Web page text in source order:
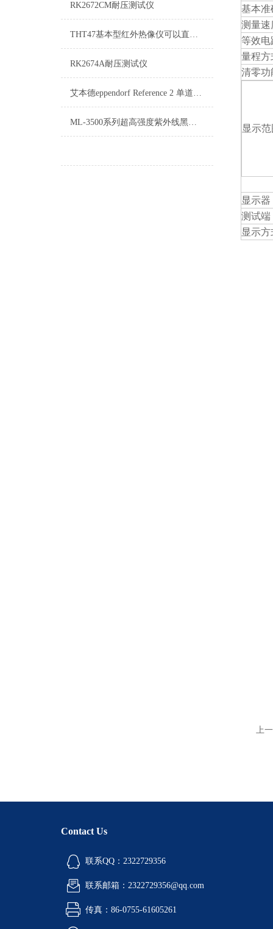
RK2672CM耐压测试仪
THT47基本型红外热像仪可以直观的用手指触摸以选择操作功能
RK2674A耐压测试仪
艾本德eppendorf Reference 2 单道可调移液器
ML-3500系列超高强度紫外线黑光灯
基本准
测量速
等效电
量程方
清零功
显示
显示器
测试端
显示方
上
Contact Us
联系QQ：2322729356
联系邮箱：2322729356@qq.com
传真：86-0755-61605261